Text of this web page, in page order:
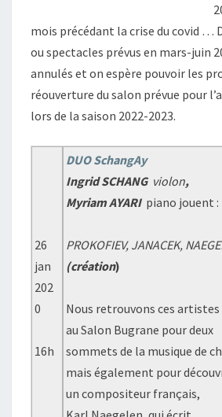
mois précédant la crise du covid …
ou spectacles prévus en mars-juin
annulés et on espère pouvoir les
réouverture du salon prévue pour
lors de la saison 2022-2023.
26
jan
202
0
16h
DUO SchangAy
Ingrid SCHANG violon,
Myriam AYARI piano jouent :
PROKOFIEV, JANACEK,
(création)
Nous retrouvons ces artistes
au Salon Bugrane pour deux
sommets de la musique de
mais également pour
un compositeur français,